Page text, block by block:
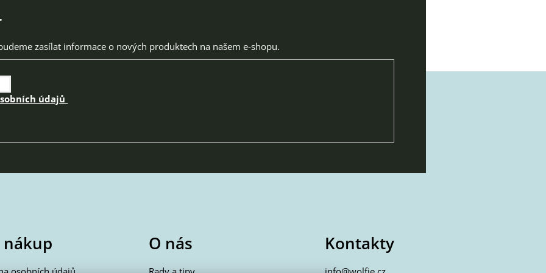
zasílat informace o nových produktech na našem e-shopu.
údajů
nákup O nás Kontakty